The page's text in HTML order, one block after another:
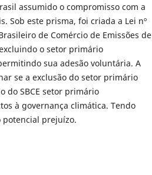
assumido o compromisso com a
Sob este prisma, foi criada a Lei nº
de Comércio de Emissões de
o setor primário
sua adesão voluntária. A
se a exclusão do setor primário
do SBCE setor primário
à governança climática. Tendo
potencial prejuízo.